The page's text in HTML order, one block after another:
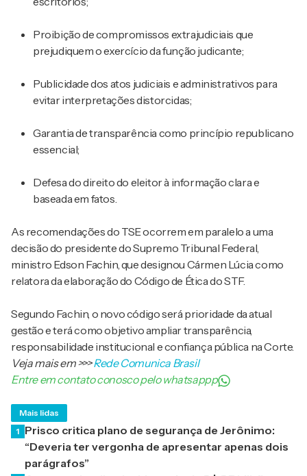
Proibição de compromissos extrajudiciais que
prejudiquem o exercício da função judicante;
Publicidade dos atos judiciais e administrativos para
evitar interpretações distorcidas;
Garantia de transparência como princípio republicano
essencial;
Defesa do direito do eleitor à informação clara e
baseada em fatos.
As recomendações do TSE ocorrem em paralelo a uma
decisão do presidente doSupremo Tribunal Federal,
ministro Edson Fachin, que designou Cármen Lúcia como
relatora da elaboração do Código de Ética do STF.
Segundo Fachin, o novo código será prioridade da atual
gestão e terá como objetivo ampliar transparência,
responsabilidade institucional e confiança pública na Corte.
Veja mais em>>>Rede Comunica Brasil
Entre em contato conosco pelo whatsappp
Mais lidas
1 Prisco critica plano de segurança de Jerônimo:
“Deveria ter vergonha de apresentar apenas dois
parágrafos”